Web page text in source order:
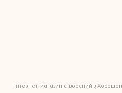
Інтернет-магазин створений з Хорошоп